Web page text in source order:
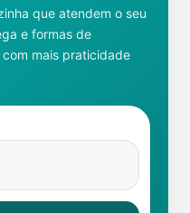
que atendem o seu
e formas de
mais praticidade